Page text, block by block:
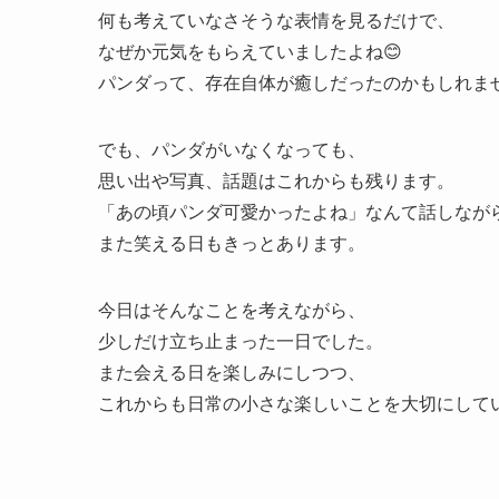
何も考えていなさそうな表情を見るだけで、
なぜか元気をもらえていましたよね😊
パンダって、存在自体が癒しだったのかもしれま
でも、パンダがいなくなっても、
思い出や写真、話題はこれからも残ります。
「あの頃パンダ可愛かったよね」なんて話しなが
また笑える日もきっとあります。
今日はそんなことを考えながら、
少しだけ立ち止まった一日でした。
また会える日を楽しみにしつつ、
これからも日常の小さな楽しいことを大切にして